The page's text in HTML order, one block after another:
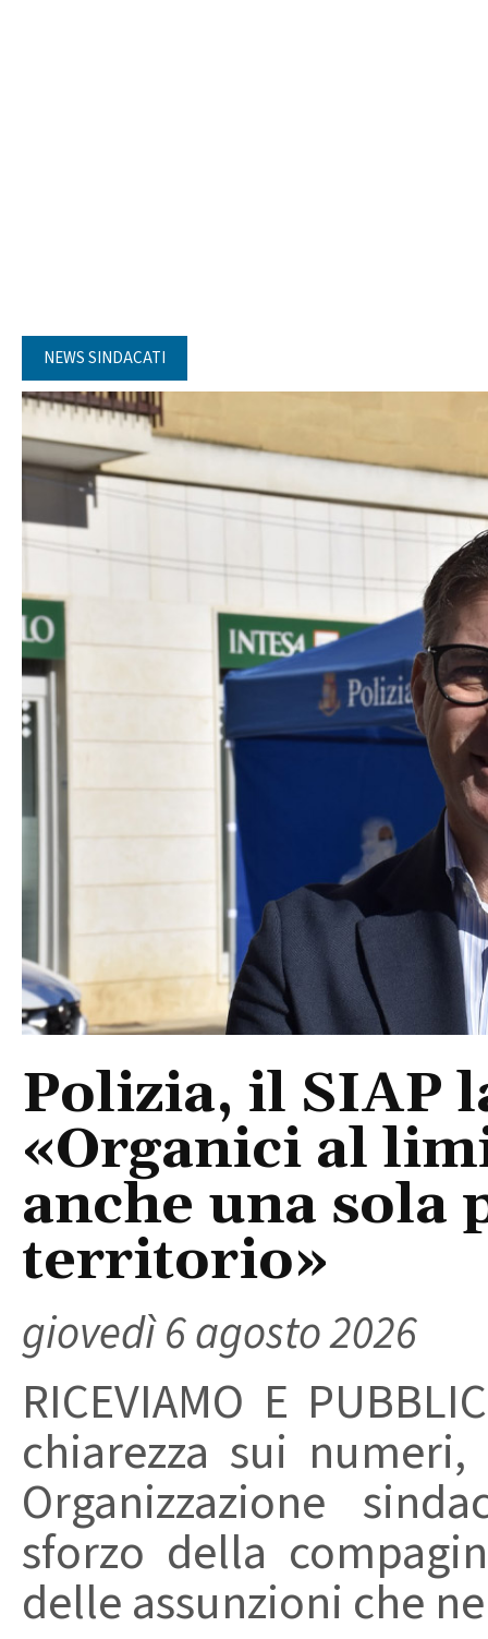
NEWS SINDACATI
Polizia, il SIAP
«Organici al
anche una sola
territorio»
giovedì 6 agosto 2026
RICEVIAMO E
chiarezza sui
Organizzazione
sforzo della
delle assunzioni che